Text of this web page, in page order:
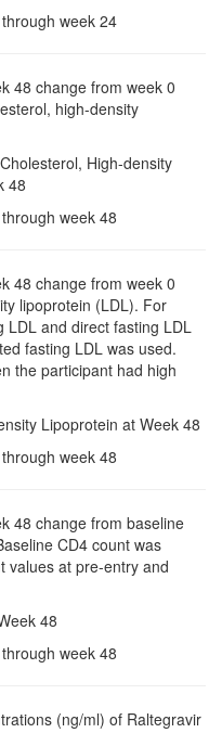
week 24
48 change from week 0
high-density
High-density
48
week 48
48 change from week 0
lipoprotein (LDL). For
LDL and direct fasting LDL
fasting LDL was used.
the participant had high
Lipoprotein at Week 48
week 48
48 change from baseline
CD4 count was
values at pre-entry and
48
week 48
(ng/ml) of Raltegravir